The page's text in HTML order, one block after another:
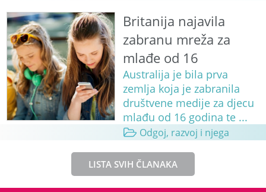
Britanija najavila
zabranu mreža za
mlađe od 16
Australija je bila prva
zemlja koja je zabranila
društvene medije za djecu
mlađu od 16 godina te ...
Odgoj, razvoj i njega
LISTA SVIH ČLANAKA